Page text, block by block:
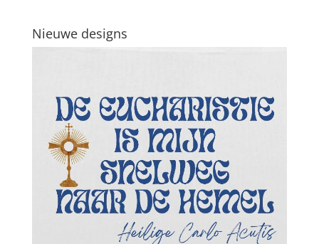
Nieuwe designs